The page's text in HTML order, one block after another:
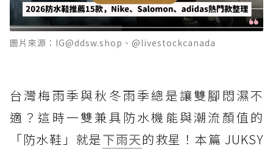
圖片來源：IG@ddsw.shop、@livestockcanada
台灣梅雨季與秋冬雨季總是讓雙腳悶濕不
適？這時一雙兼具防水機能與潮流顏值的
「防水鞋」就是下雨天的救星！本篇 JUKSY